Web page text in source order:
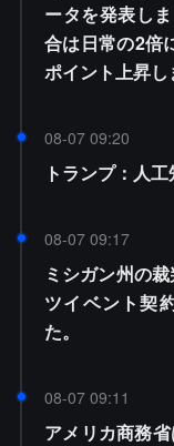
ータを発表し
合は日常の2倍
ポイント上昇し
08-07 09:20
トランプ：人
08-07 09:17
ミシガン州の
ツイベント契
た。
08-07 09:11
アメリカ商務